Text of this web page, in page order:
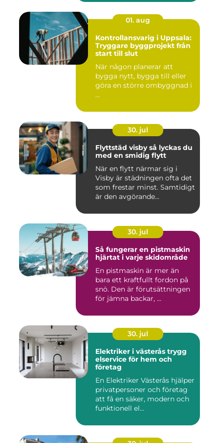
01. aug
Kontrollansvarig i Uppsala:
Tryggare byggprojekt från
start till slut
När någon planerar att
bygga nytt, bygga till eller
göra en större ombyggnad i
...
30. jul
Flyttstäd visby så lyckas du
med en smidig flytt
När en flytt närmar sig i
Visby är städningen ofta det
som frestar minst. Samtidigt
är den avgörande...
30. jul
Så fungerar en pistmaskin
hjärtat i varje skidområde
En pistmaskin är mer än
bara ett kraftfullt fordon på
snö. Den är förutsättningen
för jämna backar, ...
30. jul
Elektriker i västerås trygg
elservice för hem och
företag
En Elektriker Västerås hjälper
privatpersoner och företag
att få en säker, modern och
funktionell el...